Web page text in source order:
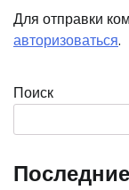
Для отправки
авторизоваться.
Поиск